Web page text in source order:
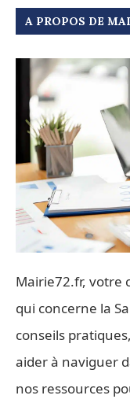
A PROPOS DE
Mairie72.fr, votre
qui concerne la
conseils
aider à naviguer
nos ressources